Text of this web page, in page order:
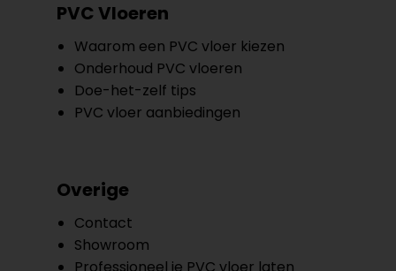
PVC Vloeren
Waarom een PVC vloer kiezen
Onderhoud PVC vloeren
Doe-het-zelf tips
PVC vloer aanbiedingen
Overige
Contact
Showroom